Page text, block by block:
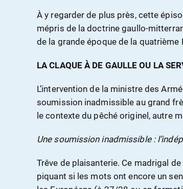
À y regarder de plus près, cette
mépris de la doctrine gaullo-
de la grande époque de la quatrième
LA CLAQUE À DE GAULLE OU LA
L’intervention de la ministre des
soumission inadmissible au grand
le contexte du pêché originel, autre
Une soumission inadmissible :
Trêve de plaisanterie. Ce madrigal
piquant si les mots ont encore un